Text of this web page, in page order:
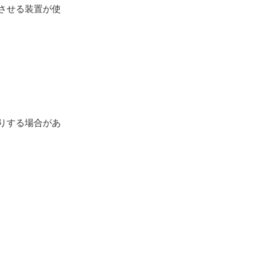
せる装置が使
する場合があ